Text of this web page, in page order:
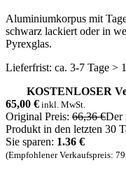
Aluminiumkorpus mit
schwarz lackiert oder in
Pyrexglas.
Lieferfrist: ca. 3-7 Tage >
KOSTENLOSER
65,00 € inkl. MwSt.
Original Preis: 66,36 €Der
Produkt in den letzten 30
Sie sparen: 1.36 €
(Empfohlener Verkaufspreis: